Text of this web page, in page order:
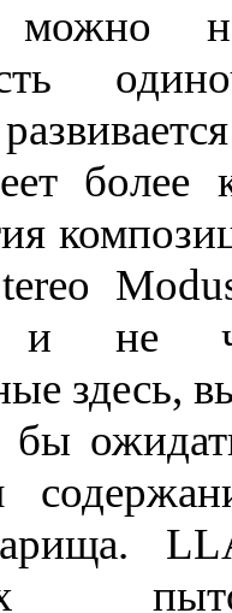
более
и не
здесь,